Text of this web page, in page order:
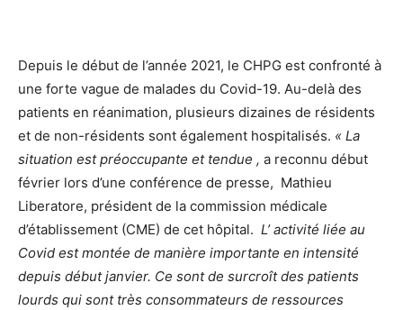
Depuis le début de l’année 2021, le CHPG est confronté à
une forte vague de malades du Covid-19. Au-delà des
patients en réanimation, plusieurs dizaines de résidents
et de non-résidents sont également hospitalisés. « La
situation est préoccupante et tendue , a reconnu début
février lors d’une conférence de presse, Mathieu
Liberatore, président de la commission médicale
d’établissement (CME) de cet hôpital. L’ activité liée au
Covid est montée de manière importante en intensité
depuis début janvier. Ce sont de surcroît des patients
lourds qui sont très consommateurs de ressources